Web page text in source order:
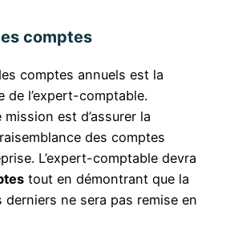
comptes
comptes annuels est la
de l’expert-comptable.
mission est d’assurer la
des comptes
L’expert-comptable devra
tout en démontrant que la
derniers ne sera pas remise en